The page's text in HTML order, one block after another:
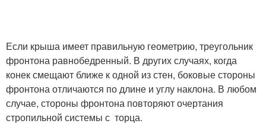
Если крыша имеет правильную геометрию, треугольник
фронтона равнобедренный. В других случаях, когда
конек смещают ближе к одной из стен, боковые стороны
фронтона отличаются по длине и углу наклона. В любом
случае, стороны фронтона повторяют очертания
стропильной системы с торца.